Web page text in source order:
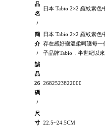
品
名
/
日本 Tabio 2×2 羅紋素色
簡
介
/
日本 Tabio 2×2 羅紋素色
存在感好襪溫柔呵護每
子品牌Tabio，半世紀以
誠
品
26
碼
/
2682523822000
尺
寸 22.5~24.5CM